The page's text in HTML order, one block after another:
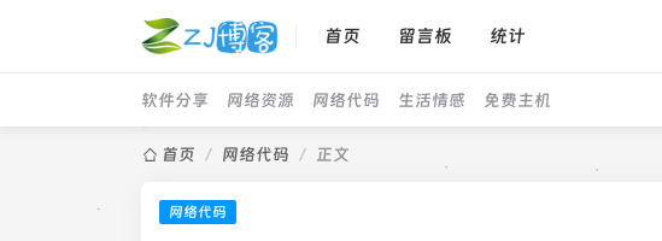
首页 留言板 统计
软件分享 网络资源 网络代码 生活情感 免费主机
首页 / 网络代码 / 正文
网络代码